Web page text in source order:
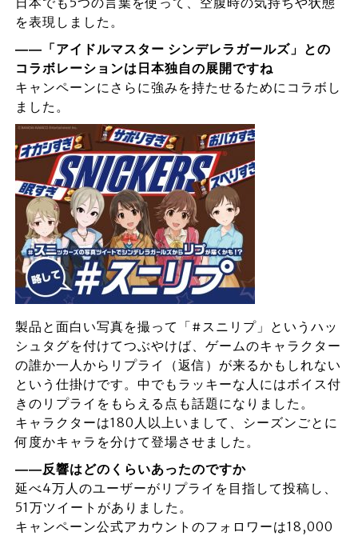
を表現しました。
――「アイドルマスター シンデレラガールズ」との
コラボレーションは日本独自の展開ですね
キャンペーンにさらに強みを持たせるためにコラボし
ました。
製品と面白い写真を撮って「#スニリプ」というハッ
シュタグを付けてつぶやけば、ゲームのキャラクター
の誰か一人からリプライ（返信）が来るかもしれない
という仕掛けです。中でもラッキーな人にはボイス付
きのリプライをもらえる点も話題になりました。
キャラクターは180人以上いまして、シーズンごとに
何度かキャラを分けて登場させました。
――反響はどのくらいあったのですか
延べ4万人のユーザーがリプライを目指して投稿し、
51万ツイートがありました。
キャンペーン公式アカウントのフォロワーは18,000